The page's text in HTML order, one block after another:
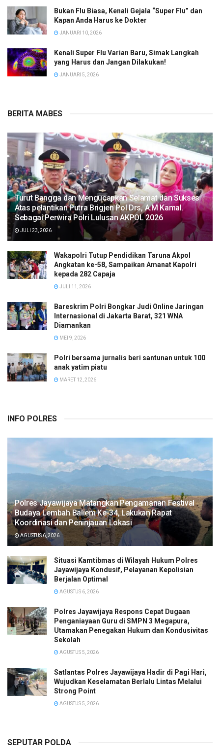
Bukan Flu Biasa, Kenali Gejala “Super Flu” dan
Kapan Anda Harus ke Dokter
JANUARI 10, 2026
Kenali Super Flu Varian Baru, Simak Langkah
yang Harus dan Jangan Dilakukan!
JANUARI 5, 2026
BERITA MABES
Turut Bangga dan Mengucapkan Selamat dan Sukses
Atas pelantikan Putra Brigjen Pol Drs, A.M Kamal.
Sebagai Perwira Polri Lulusan AKPOL 2026
JULI 23, 2026
Wakapolri Tutup Pendidikan Taruna Akpol
Angkatan ke-58, Sampaikan Amanat Kapolri
kepada 282 Capaja
JULI 11, 2026
Bareskrim Polri Bongkar Judi Online Jaringan
Internasional di Jakarta Barat, 321 WNA
Diamankan
MEI 9, 2026
Polri bersama jurnalis beri santunan untuk 100
anak yatim piatu
MARET 12, 2026
INFO POLRES
Polres Jayawijaya Matangkan Pengamanan Festival
Budaya Lembah Baliem Ke-34, Lakukan Rapat
Koordinasi dan Peninjauan Lokasi
AGUSTUS 6, 2026
Situasi Kamtibmas di Wilayah Hukum Polres
Jayawijaya Kondusif, Pelayanan Kepolisian
Berjalan Optimal
AGUSTUS 6, 2026
Polres Jayawijaya Respons Cepat Dugaan
Penganiayaan Guru di SMPN 3 Megapura,
Utamakan Penegakan Hukum dan Kondusivitas
Sekolah
AGUSTUS 5, 2026
Satlantas Polres Jayawijaya Hadir di Pagi Hari,
Wujudkan Keselamatan Berlalu Lintas Melalui
Strong Point
AGUSTUS 5, 2026
SEPUTAR POLDA